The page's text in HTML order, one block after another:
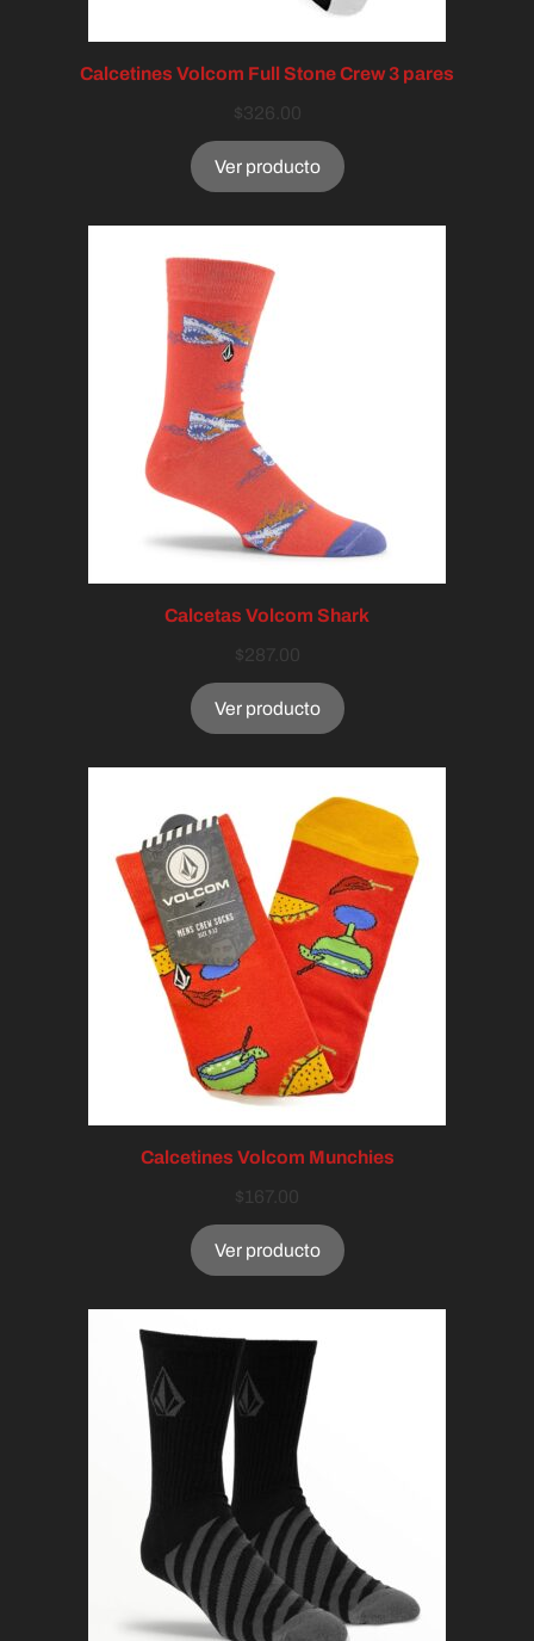
Calcetines Volcom Full Stone Crew 3 pares
$326.00
Ver producto
Calcetas Volcom Shark
$287.00
Ver producto
Calcetines Volcom Munchies
$ 167.00
Ver producto